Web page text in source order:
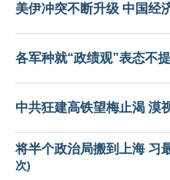
美伊冲突不断升级 中国经
各军种就“政绩观”表态不
中共狂建高铁望梅止渴 漠
将半个政治局搬到上海 习
次)